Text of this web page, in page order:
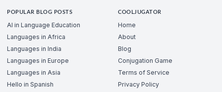
POPULAR BLOG POSTS
AI in Language Education
Languages in Africa
Languages in India
Languages in Europe
Languages in Asia
Hello in Spanish
COOLJUGATOR
Home
About
Blog
Conjugation Game
Terms of Service
Privacy Policy